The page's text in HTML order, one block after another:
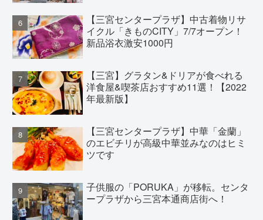
【三宮センタープラザ】中古着物リサ
イクル「きものCITY」7/7オープン！
新品浴衣激安1000円
【三宮】グラタン&ドリアが食べれる
洋食屋&喫茶店おすすめ11選！【2022
年最新版】
【三宮センタープラザ】中華「金蘭」
のエビチリが高級中華並みなのはヒミ
ツです
子供服の「PORUKA」が移転。センタ
ープラザから三宮本通商店街へ！